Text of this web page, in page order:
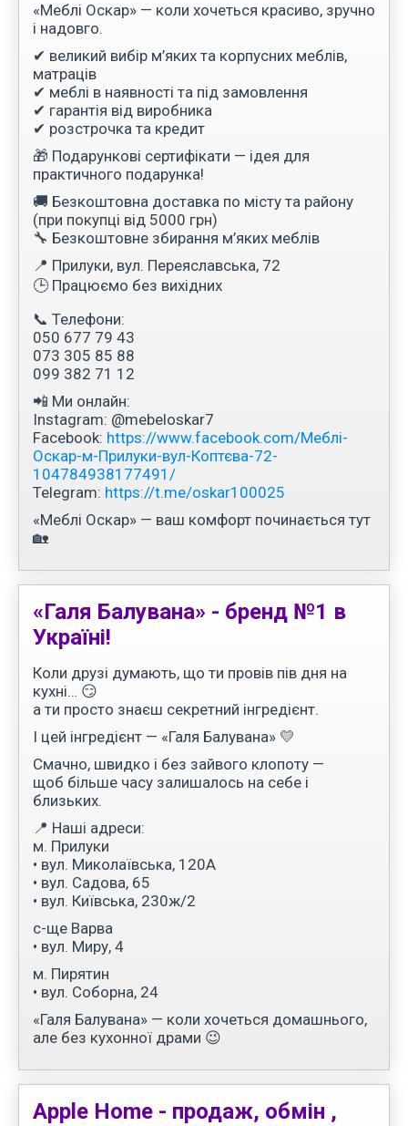
«Меблі Оскар» — коли хочеться красиво, зручно
і надовго.
✔ великий вибір м’яких та корпусних меблів,
матраців
✔ меблі в наявності та під замовлення
✔ гарантія від виробника
✔ розстрочка та кредит
🎁 Подарункові сертифікати — ідея для
практичного подарунка!
🚚 Безкоштовна доставка по місту та району
(при покупці від 5000 грн)
🔧 Безкоштовне збирання м’яких меблів
📍 Прилуки, вул. Переяславська, 72
🕒 Працюємо без вихідних
📞 Телефони:
050 677 79 43
073 305 85 88
099 382 71 12
📲 Ми онлайн:
Instagram: @mebeloskar7
Facebook: https://www.facebook.com/Меблі-
Оскар-м-Прилуки-вул-Коптєва-72-
104784938177491/
Telegram: https://t.me/oskar100025
«Меблі Оскар» — ваш комфорт починається тут
🏡
«Галя Балувана» - бренд №1 в
Україні!
Коли друзі думають, що ти провів пів дня на
кухні… 😏
а ти просто знаєш секретний інгредієнт.
І цей інгредієнт — «Галя Балувана» 💛
Смачно, швидко і без зайвого клопоту —
щоб більше часу залишалось на себе і
близьких.
📍 Наші адреси:
м. Прилуки
• вул. Миколаївська, 120А
• вул. Садова, 65
• вул. Київська, 230ж/2
с-ще Варва
• вул. Миру, 4
м. Пирятин
• вул. Соборна, 24
«Галя Балувана» — коли хочеться домашнього,
але без кухонної драми 😉
Apple Home - продаж, обмін ,